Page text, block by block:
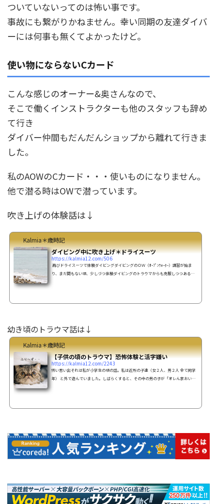
ついていないってのは怖い事です。
事故にも繋がりかねません。幸い同期の友達ダイバ
ーには何事も無くてよかったけど。
使い物にならないCカード
こんな感じのオーナー&奥さんなので、
そこで働くインストラクターも他のスタッフも辞め
て行き
ダイバー仲間もだんだんショップから離れて行きま
した。
私のAOWのCカード・・・使いものになりません。
他で潜る時はOWで潜っています。
吹き上げの体験話は↓
Kalmia＊歳時記
ダイビング中に吹き上げ＊ドライスーツ
https://kalmia12.com/506
再びドライスーツで体験ダイビングダイビングのＯＷ（ｵｰﾌﾟﾝｳｫｰﾀｰ）講習が始ま
り、まだ間もない頃、少しづつ体験ダイビングのトラウマからも克服しつつある時
幼き頃のトラウマ話は↓
Kalmia＊歳時記
【子供の頃のトラウマ】恐怖体験と活字嫌い
https://kalmia12.com/2243
怖い思い出それは私が小学生の頃の話。私は近所の子達（女２人、男２人 全て同学
年） と外で遊んでいました。しばらくすると、その中の男の子が「オレん家おい